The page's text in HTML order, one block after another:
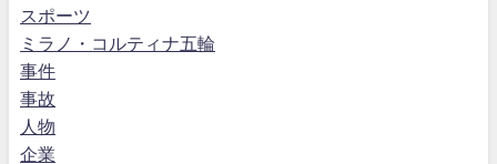
スポーツ
ミラノ・コルティナ五輪
事件
事故
人物
企業